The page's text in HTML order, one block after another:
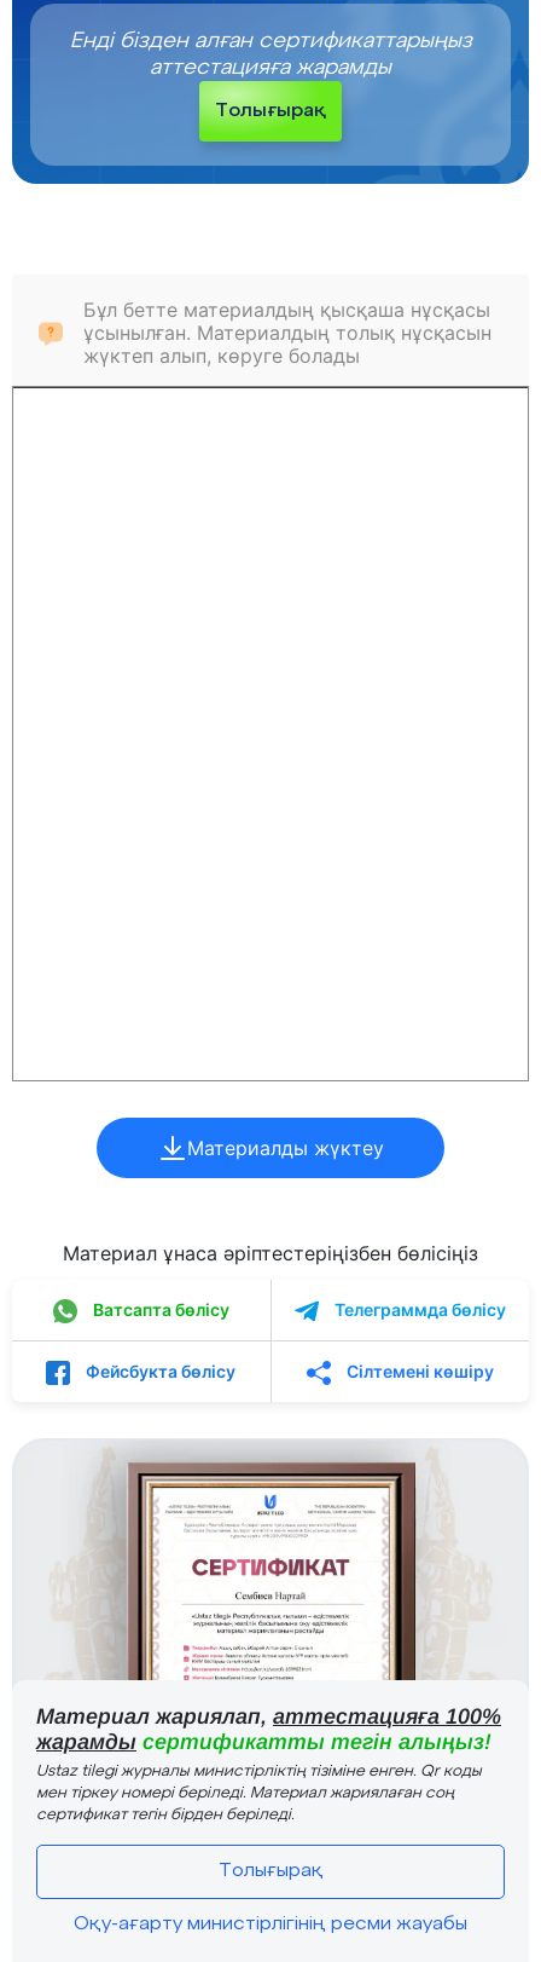
Енді бізден алған сертификаттарыңыз
аттестацияға жарамды
Толығырақ
Бұл бетте материалдың қысқаша нұсқасы
ұсынылған. Материалдың толық нұсқасын
жүктеп алып, көруге болады
Материалды жүктеу
Материал ұнаса әріптестеріңізбен бөлісіңіз
Ватсапта бөлісу Телеграммда бөлісу
Фейсбукта бөлісу Сілтемені көшіру
Материал жариялап, аттестацияға 100%
жарамды сертификатты тегін алыңыз!
Ustaz tilegi журналы министірліктің тізіміне енген. Qr коды
мен тіркеу номері беріледі. Материал жариялаған соң
сертификат тегін бірден беріледі.
Толығырақ
Оқу-ағарту министірлігінің ресми жауабы